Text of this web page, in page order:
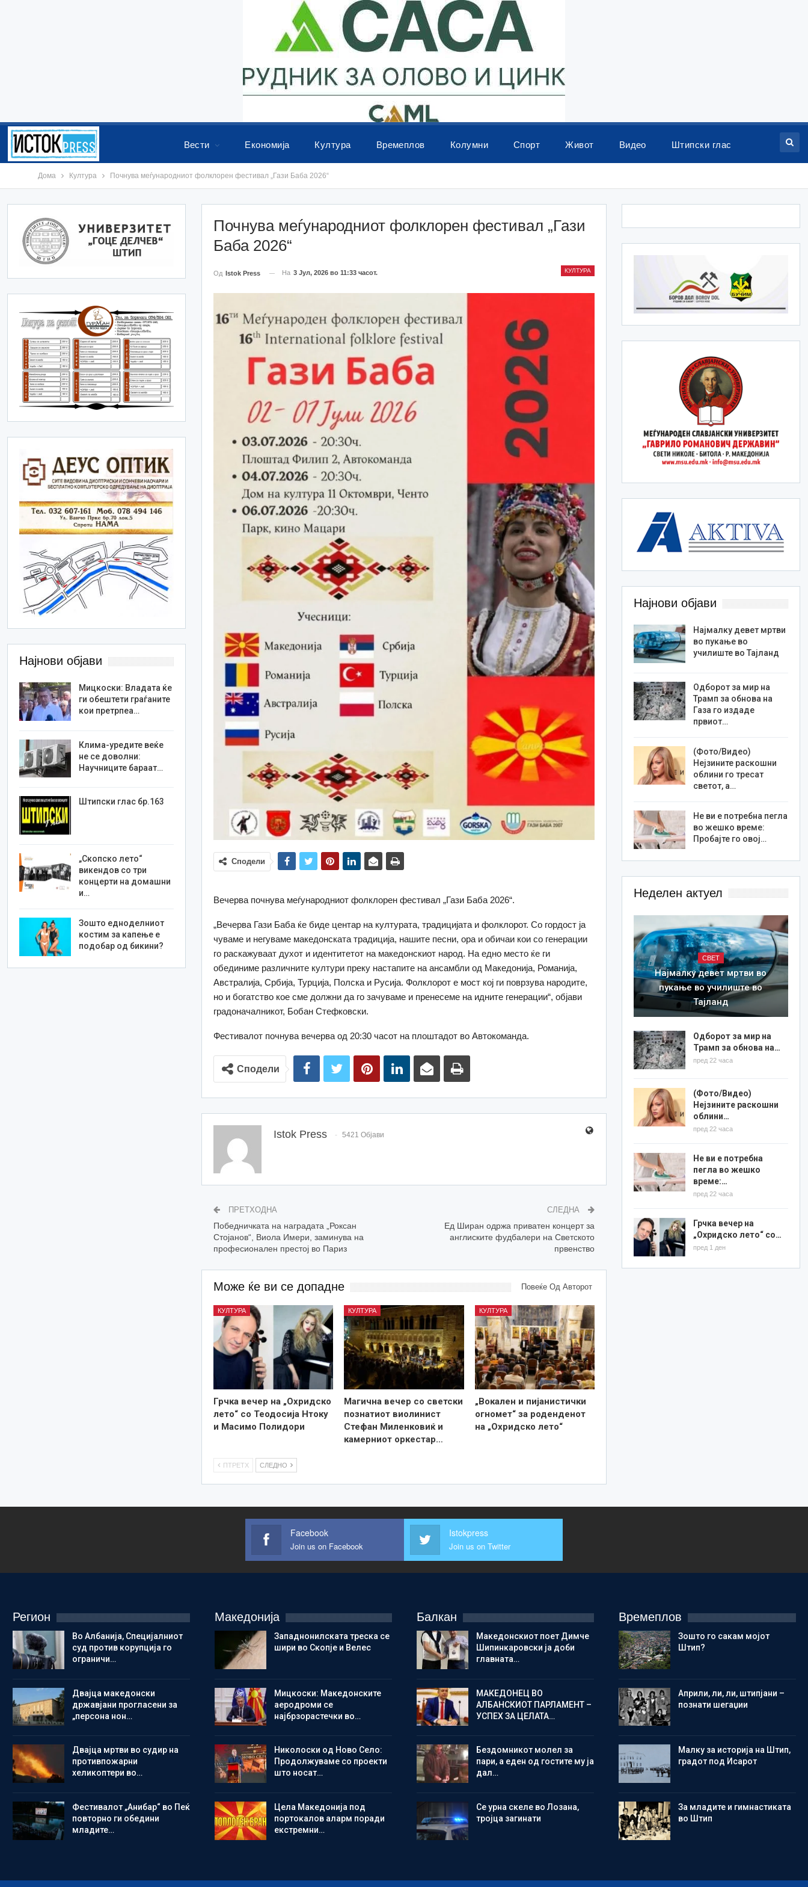
Вести Економија Култура Времеплов Колумни Спорт Живот Видео Штипски глас
Дома Култура Почнува меѓународниот фолклорен фестивал „Гази Баба 2026“
Почнува меѓународниот фолклорен фестивал „Гази
Баба 2026“
КУЛТУРА
Од Istok Press На 3 Јул, 2026 во 11:33 часот.
Сподели
Вечерва почнува меѓународниот фолклорен фестивал „Гази Баба 2026“.
„Вечерва Гази Баба ќе биде центар на културата, традицијата и фолклорот. Со гордост ја
чуваме и негуваме македонската традиција, нашите песни, ора и обичаи кои со генерации
го раскажуваат духот и идентитетот на македонскиот народ. На едно место ќе ги
обединиме различните култури преку настапите на ансамбли од Македонија, Романија,
Австралија, Србија, Турција, Полска и Русија. Фолклорот е мост кој ги поврзува народите,
но и богатство кое сме должни да го зачуваме и пренесеме на идните генерации“, објави
градоначалникот, Бобан Стефковски.
Фестивалот почнува вечерва од 20:30 часот на плоштадот во Автокоманда.
Сподели
Istok Press 5421 Објави
ПРЕТХОДНА
Победничката на наградата „Роксан
Стојанов“, Виола Имери, заминува на
професионален престој во Париз
СЛЕДНА
Ед Ширан одржа приватен концерт за
англиските фудбалери на Светското
првенство
Може ќе ви се допадне Повеќе Од Авторот
КУЛТУРА
Грчка вечер на „Охридско
лето“ со Теодосија Нтоку
и Масимо Полидори
КУЛТУРА
Магична вечер со светски
познатиот виолинист
Стефан Миленковиќ и
камерниот оркестар…
КУЛТУРА
„Вокален и пијанистички
огномет“ за роденденот
на „Охридско лето“
ПТРЕТХ СЛЕДНО
Најнови објави
Најмалку девет мртви
во пукање во
училиште во Тајланд
Одборот за мир на
Трамп за обнова на
Газа го издаде
првиот…
(Фото/Видео)
Нејзините раскошни
облини го тресат
светот, а…
Не ви е потребна пегла
во жешко време:
Пробајте го овој…
Неделен актуел
СВЕТ
Најмалку девет мртви во
пукање во училиште во
Тајланд
Одборот за мир на
Трамп за обнова на…
пред 22 часа
(Фото/Видео)
Нејзините раскошни
облини…
пред 22 часа
Не ви е потребна
пегла во жешко
време:…
пред 22 часа
Грчка вечер на
„Охридско лето“ со…
пред 1 ден
Најнови објави
Мицкоски: Владата ќе
ги обештети граѓаните
кои претрпеа…
Клима-уредите веќе
не се доволни:
Научниците бараат…
Штипски глас бр.163
„Скопско лето“
викендов со три
концерти на домашни
и…
Зошто едноделниот
костим за капење е
подобар од бикини?
Facebook
Join us on Facebook
Istokpress
Join us on Twitter
Регион
Во Албанија, Специјалниот
суд против корупција го
ограничи…
Двајца македонски
државјани прогласени за
„персона нон…
Двајца мртви во судир на
противпожарни
хеликоптери во…
Фестивалот „Анибар“ во Пеќ
повторно ги обедини
младите…
Македонија
Западнонилската треска се
шири во Скопје и Велес
Мицкоски: Македонските
аеродроми се
најбрзорастечки во…
Николоски од Ново Село:
Продолжуваме со проекти
што носат…
Цела Македонија под
портокалов аларм поради
екстремни…
Балкан
Македонскиот поет Димче
Шипинкаровски ја доби
главната…
МАКЕДОНЕЦ ВО
АЛБАНСКИОТ ПАРЛАМЕНТ –
УСПЕХ ЗА ЦЕЛАТА…
Бездомникот молел за
пари, а еден од гостите му ја
дал…
Се урна скеле во Лозана,
тројца загинати
Времеплов
Зошто го сакам мојот
Штип?
Aприли, ли, ли, штипјани –
познати шегаџии
Малку за историја на Штип,
градот под Исарот
Зa младите и гимнастиката
во Штип